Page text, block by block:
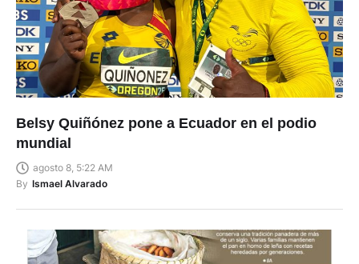
Belsy Quiñónez pone a Ecuador en el podio
mundial
agosto 8, 5:22 AM
By Ismael Alvarado